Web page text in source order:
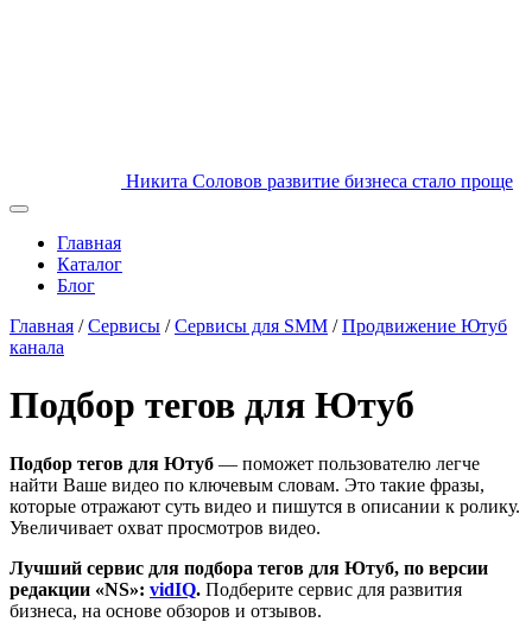
Никита Соловов развитие бизнеса стало проще
Главная
Каталог
Блог
Главная / Сервисы / Сервисы для SMM / Продвижение Ютуб
канала
Подбор тегов для Ютуб
Подбор тегов для Ютуб — поможет пользователю легче
найти Ваше видео по ключевым словам. Это такие фразы,
которые отражают суть видео и пишутся в описании к ролику.
Увеличивает охват просмотров видео.
Лучший сервис для подбора тегов для Ютуб, по версии
редакции «NS»: vidIQ. Подберите сервис для развития
бизнеса, на основе обзоров и отзывов.